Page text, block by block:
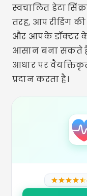
स्वचालित डेटा
तरह, आप रीडिंग
और आपके डॉक्टर
आसान बना सकते
आधार पर
प्रदान करता है।